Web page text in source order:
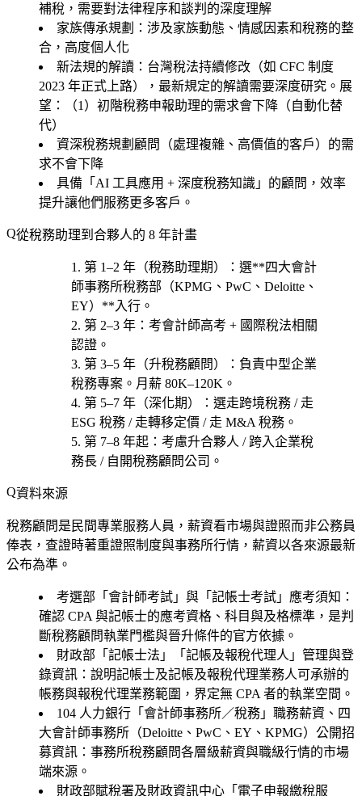
補稅，需要對法律程序和談判的深度理解
家族傳承規劃 ：涉及家族動態、情感因素和稅務的整
合，高度個人化
新法規的解讀 ：台灣稅法持續修改（如 CFC 制度
2023 年正式上路），最新規定的解讀需要深度研究。展
望：（1）初階稅務申報助理的需求會下降（自動化替
代）
資深稅務規劃顧問（處理複雜、高價值的客戶）的需
求不會下降
具備「AI 工具應用 + 深度稅務知識」的顧問，效率
提升讓他們服務更多客戶。
從稅務助理到合夥人的 8 年計畫
第 1–2 年（稅務助理期）
：選**四大會計
師事務所稅務部（KPMG、PwC、Deloitte、
EY）**入行。
第 2–3 年 ：考會計師高考 + 國際稅法相關
認證 。
第 3–5 年（升稅務顧問）
：負責中型企業
稅務專案。月薪 80K–120K。
第 5–7 年（深化期）
：選走跨境稅務 / 走
ESG 稅務 / 走轉移定價 / 走 M&A 稅務 。
第 7–8 年起 ：考慮升合夥人 / 跨入企業稅
務長 / 自開稅務顧問公司 。
資料來源
稅務顧問是 民間專業服務人員，薪資看市場與證照而非公務員
俸表，查證時著重證照制度與事務所行情，薪資以各來源最新
公布為準。
考選部「會計師考試」與「記帳士考試」應考須知 ：
確認 CPA 與記帳士的應考資格、科目與及格標準，是判
斷稅務顧問執業門檻與晉升條件的官方依據。
財政部「記帳士法」「記帳及報稅代理人」管理與登
錄資訊 ：說明記帳士及記帳及報稅代理業務人可承辦的
帳務與報稅代理業務範圍，界定無 CPA 者的執業空間。
104 人力銀行「會計師事務所／稅務」職務薪資、四
大會計師事務所（Deloitte、PwC、EY、KPMG）公開招
募資訊 ：事務所稅務顧問各層級薪資與職級行情的市場
端來源。
財政部賦稅署及財政資訊中心「電子申報繳稅服